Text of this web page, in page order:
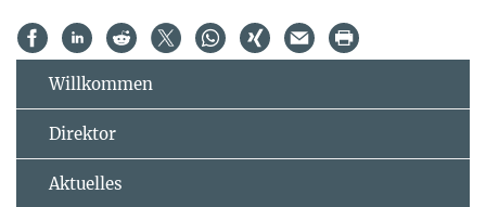
Willkommen
Direktor
Aktuelles